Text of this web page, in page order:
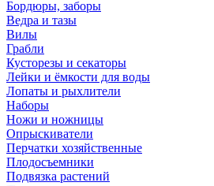
Бордюры, заборы
Ведра и тазы
Вилы
Грабли
Кусторезы и секаторы
Лейки и ёмкости для воды
Лопаты и рыхлители
Наборы
Ножи и ножницы
Опрыскиватели
Перчатки хозяйственные
Плодосъемники
Подвязка растений